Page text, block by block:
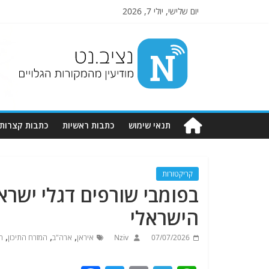
יום שלישי, יולי 7, 2026
Nziv.net
מודיעין
מהמקורות
תנאי שימוש כתבות ראשיות כתבות קצרות
קריקטורות
בפומבי שורפים דגלי
הישראלי
07/07/2026
Nziv איראן, ארה"ב, המזרח התיכון,